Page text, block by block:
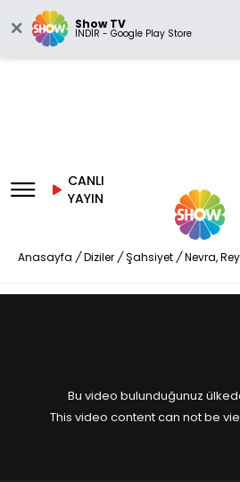
Show TV
İNDİR - Google Play Store
CANLI
YAYIN
Anasayfa / Diziler / Şahsiyet / Nevra,
Bu video bulunduğunuz
This video content can not be